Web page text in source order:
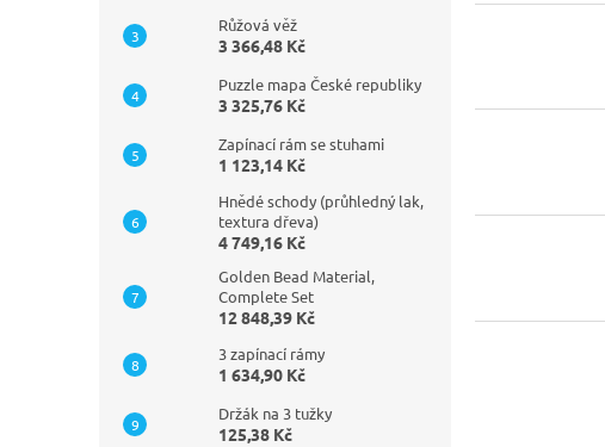
Růžová věž
3 366,48 Kč
Puzzle mapa České republiky
3 325,76 Kč
Zapínací rám se stuhami
1 123,14 Kč
Hnědé schody (průhledný lak,
textura dřeva)
4 749,16 Kč
Golden Bead Material,
Complete Set
12 848,39 Kč
3 zapínací rámy
1 634,90 Kč
Držák na 3 tužky
125,38 Kč